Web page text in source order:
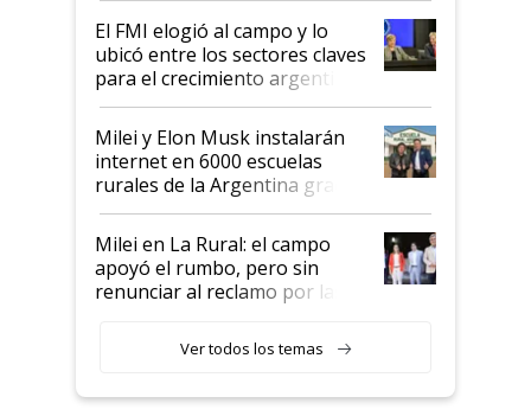
de Milei
El FMI elogió al campo y lo
ubicó entre los sectores claves
para el crecimiento argentino
Milei y Elon Musk instalarán
internet en 6000 escuelas
rurales de la Argentina gracias
a un acuerdo con Starlink
Milei en La Rural: el campo
apoyó el rumbo, pero sin
renunciar al reclamo por las
Ver todos los temas